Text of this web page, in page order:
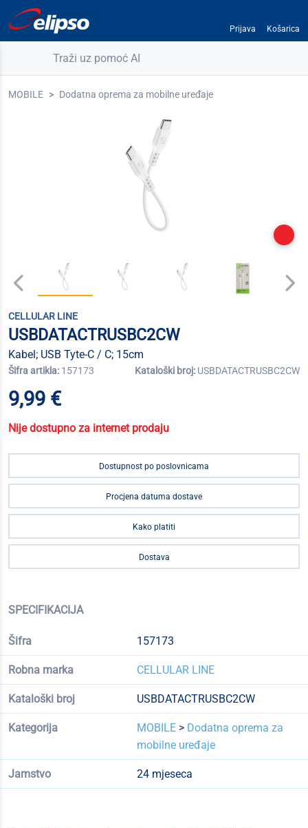
Prijava Košarica
Traži uz pomoć AI
MOBILE Dodatna oprema za mobilne uređaje
CELLULAR LINE
USBDATACTRUSBC2CW
Kabel; USB Tyte-C / C; 15cm
Šifra artikla: 157173 Kataloški broj: USBDATACTRUSBC2CW
9,99 €
Nije dostupno za internet prodaju
Dostupnost po poslovnicama
Procjena datuma dostave
Kako platiti
Dostava
SPECIFIKACIJA
Šifra 157173
Robna marka CELLULAR LINE
Kataloški broj USBDATACTRUSBC2CW
Kategorija MOBILE> Dodatna oprema za
mobilne uređaje
Jamstvo 24 mjeseca